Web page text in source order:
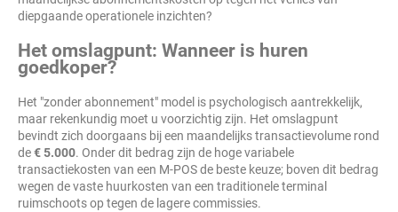
diepgaande operationele inzichten?
Het omslagpunt: Wanneer is huren
goedkoper?
Het "zonder abonnement" model is psychologisch aantrekkelijk,
maar rekenkundig moet u voorzichtig zijn. Het omslagpunt
bevindt zich doorgaans bij een maandelijks transactievolume rond
de€ 5.000. Onder dit bedrag zijn de hoge variabele
transactiekosten van een M-POS de beste keuze; boven dit bedrag
wegen de vaste huurkosten van een traditionele terminal
ruimschoots op tegen de lagere commissies.